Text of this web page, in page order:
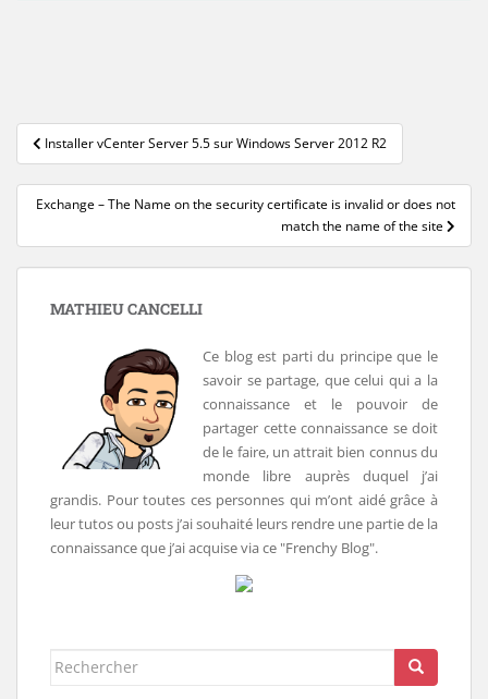
Navigation
de
l’article
Installer vCenter Server 5.5 sur Windows Server 2012 R2
Exchange – The Name on the security certificate is invalid or does not
match the name of the site
MATHIEU CANCELLI
Ce blog est parti du principe que le
savoir se partage, que celui qui a la
connaissance et le pouvoir de
partager cette connaissance se doit
de le faire, un attrait bien connus du
monde libre auprès duquel j’ai
grandis. Pour toutes ces personnes qui m’ont aidé grâce à
leur tutos ou posts j’ai souhaité leurs rendre une partie de la
connaissance que j’ai acquise via ce "Frenchy Blog".
Rechercher...